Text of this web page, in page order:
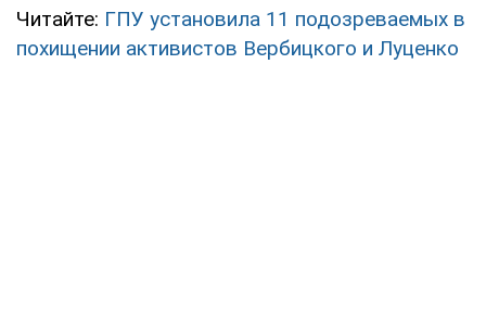
Читайте: ГПУ установила 11 подозреваемых в
похищении активистов Вербицкого и Луценко